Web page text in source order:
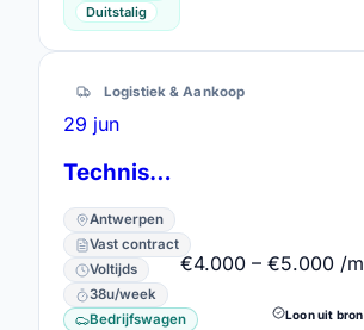
Duitstalig
Logistiek & Aankoop
29 jun
Technische Superintendent
Antwerpen
Vast contract
Voltijds
38u/week
Bedrijfswagen
€4.000 – €5.000 /m
Loon uit bron